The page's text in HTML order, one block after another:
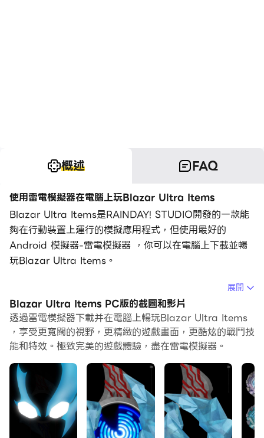
概述 FAQ
使用雷電模擬器在電腦上玩Blazar Ultra Items
Blazar Ultra Items是RAINDAY! STUDIO開發的一款能
夠在行動裝置上運行的模擬應用程式，但使用最好的
Android 模擬器-雷電模擬器 ，你可以在電腦上下載並暢
玩Blazar Ultra Items。
在電腦上運行Blazar Ultra Items，您可以在大螢幕上清
晰地瀏覽, 而用滑鼠和鍵盤操控應用程式比用觸摸屏鍵盤要
快得多，同時你將永遠不必擔心設備的電量問題。
通過多開和同步功能，你甚至可以在PC上運行多個應用程
而文件互傳功能讓分享圖像、影片和文件也變得非常容易。
下載Blazar Ultra Items並在PC上運行。享受PC端的大
螢幕和高畫質畫質吧!
展開
Blazar Ultra Items PC版的截圖和影片
透過雷電模擬器下載并在電腦上暢玩Blazar Ultra Items
，享受更寬闊的視野，更精緻的遊戲畫面，更酷炫的戰鬥技
能和特效。極致完美的遊戲體驗，盡在雷電模擬器。